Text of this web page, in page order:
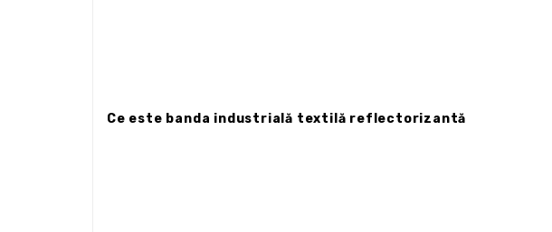
Ce este banda industrială textilă reflectorizantă